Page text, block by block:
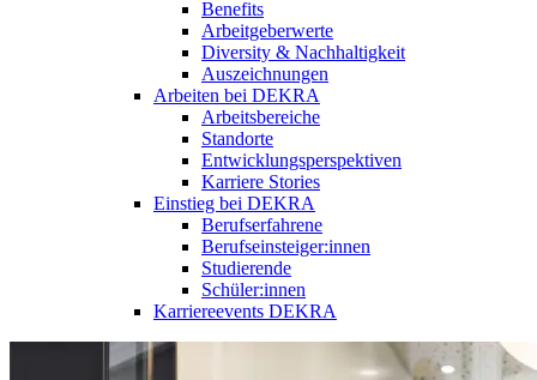
Benefits
Arbeitgeberwerte
Diversity & Nachhaltigkeit
Auszeichnungen
Arbeiten bei DEKRA
Arbeitsbereiche
Standorte
Entwicklungsperspektiven
Karriere Stories
Einstieg bei DEKRA
Berufserfahrene
Berufseinsteiger:innen
Studierende
Schüler:innen
Karriereevents DEKRA